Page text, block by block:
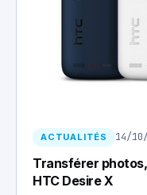
ACTUALITÉS 14/
Transférer
HTC Desire X